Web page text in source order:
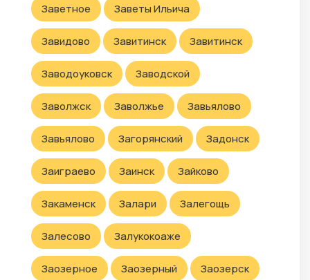
Заветное Заветы Ильича
Завидово Завитинск Завитинск
Заводоуковск Заводской
Заволжск Заволжье Завьялово
Завьялово Загорянский Задонск
Заиграево Заинск Зайково
Закаменск Залари Залегощь
Залесово Залукокоаже
Заозерное Заозерный Заозерск